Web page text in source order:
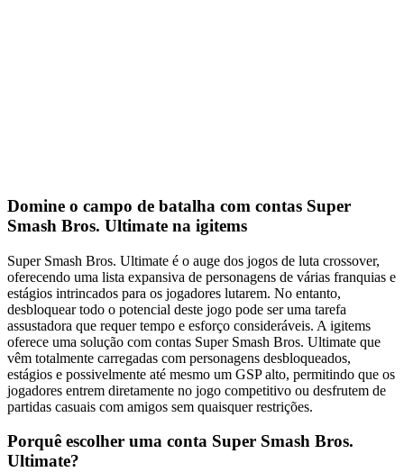
Domine o campo de batalha com contas Super
Smash Bros. Ultimate na igitems
Super Smash Bros. Ultimate é o auge dos jogos de luta crossover,
oferecendo uma lista expansiva de personagens de várias franquias e
estágios intrincados para os jogadores lutarem. No entanto,
desbloquear todo o potencial deste jogo pode ser uma tarefa
assustadora que requer tempo e esforço consideráveis. A igitems
oferece uma solução com contas Super Smash Bros. Ultimate que
vêm totalmente carregadas com personagens desbloqueados,
estágios e possivelmente até mesmo um GSP alto, permitindo que os
jogadores entrem diretamente no jogo competitivo ou desfrutem de
partidas casuais com amigos sem quaisquer restrições.
Porquê escolher uma conta Super Smash Bros.
Ultimate?